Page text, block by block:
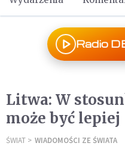
Radio
Litwa: W
może być lepiej
ŚWIAT WIADOMOŚCI ZE ŚWIATA